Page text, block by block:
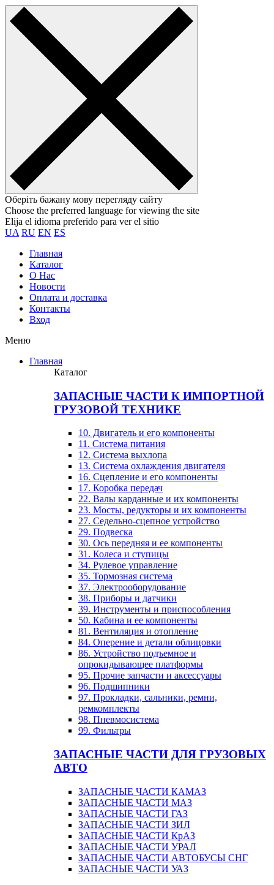
Оберіть бажану мову перегляду сайту
Choose the preferred language for viewing the site
Elija el idioma preferido para ver el sitio
UA RU EN ES
Главная
Каталог
О Нас
Новости
Оплата и доставка
Контакты
Вход
Меню
Главная
Каталог
ЗАПАСНЫЕ ЧАСТИ К ИМПОРТНОЙ
ГРУЗОВОЙ ТЕХНИКЕ
10. Двигатель и его компоненты
11. Система питания
12. Система выхлопа
13. Система охлаждения двигателя
16. Сцепление и его компоненты
17. Коробка передач
22. Валы карданные и их компоненты
23. Мосты, редукторы и их компоненты
27. Седельно-сцепное устройство
29. Подвеска
30. Ось передняя и ее компоненты
31. Колеса и ступицы
34. Рулевое управление
35. Тормозная система
37. Электрооборудование
38. Приборы и датчики
39. Инструменты и приспособления
50. Кабина и ее компоненты
81. Вентиляция и отопление
84. Оперение и детали облицовки
86. Устройство подъемное и
опрокидывающее платформы
95. Прочие запчасти и аксессуары
96. Подшипники
97. Прокладки, сальники, ремни,
ремкомплекты
98. Пневмосистема
99. Фильтры
ЗАПАСНЫЕ ЧАСТИ ДЛЯ ГРУЗОВЫХ
АВТО
ЗАПАСНЫЕ ЧАСТИ КАМАЗ
ЗАПАСНЫЕ ЧАСТИ МАЗ
ЗАПАСНЫЕ ЧАСТИ ГАЗ
ЗАПАСНЫЕ ЧАСТИ ЗИЛ
ЗАПАСНЫЕ ЧАСТИ КрАЗ
ЗАПАСНЫЕ ЧАСТИ УРАЛ
ЗАПАСНЫЕ ЧАСТИ АВТОБУСЫ СНГ
ЗАПАСНЫЕ ЧАСТИ УАЗ